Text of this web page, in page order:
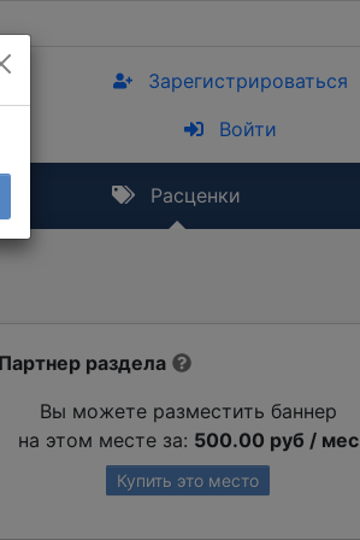
Зарегистрироваться
Войти
Расценки
Партнер раздела
Вы можете разместить баннер
на этом месте за: 500.00 руб / мес
Купить это место